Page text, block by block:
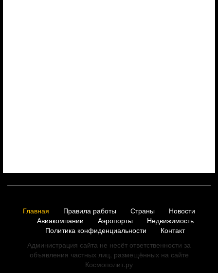
Главная Правила работы Страны
Новости
Авиакомпании
Аэропорты
Недвижимость
Политика конфиденциальности
Контакт
Администрация сайта не несёт ответственности за
объявления частных лиц, размещённых на сайте
Космополит.ру